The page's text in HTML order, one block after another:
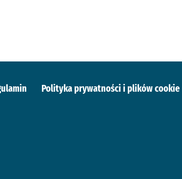
Polityka prywatności i plików cookie